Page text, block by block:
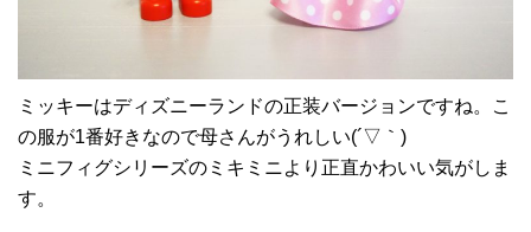
ミッキーはディズニーランドの正装バージョンですね。こ
の服が1番好きなので母さんがうれしい(´▽｀)
ミニフィグシリーズのミキミニより正直かわいい気がしま
す。